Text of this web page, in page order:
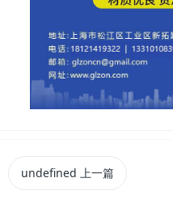
undefined 上一篇